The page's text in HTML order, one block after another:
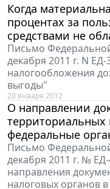
Когда
процентах за
средствами не
Письмо
декабря 2011 г. N
налогообложения
выгоды"
20 января 2012
О направлении
территориальных
федеральные
Письмо
декабря 2011 г. №
направления
налоговых органов